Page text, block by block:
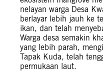
nelayan warga Desa
berlayar lebih jauh ke
ikan, dan telah
Warga desa semakin
yang lebih parah,
Tapak Kuda, telah
permukaan laut.